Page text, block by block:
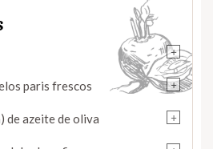
+
+
paris frescos
+
de azeite de oliva